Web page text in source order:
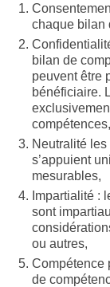
chaque bilan
bilan de
peuvent être
bénéficiaire.
compétences,
Neutralité
s’appuient
mesurables,
Impartialité :
sont
ou autres,
Compétence
de